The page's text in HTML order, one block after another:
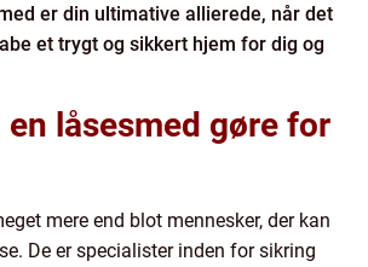
er din ultimative allierede, når det
et trygt og sikkert hjem for dig og
en låsesmed gøre for
mere end blot mennesker, der kan
De er specialister inden for sikring